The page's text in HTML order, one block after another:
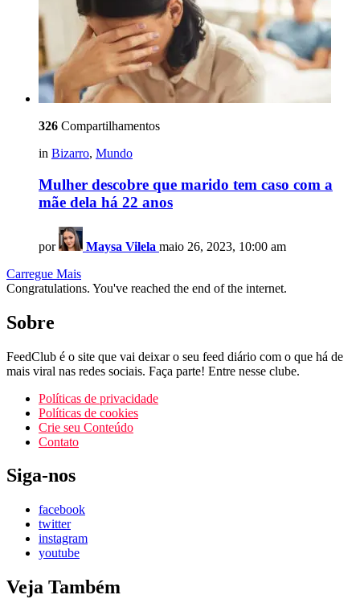
326 Compartilhamentos
in Bizarro, Mundo
Mulher descobre que marido tem caso com a
mãe dela há 22 anos
por Maysa Vilela maio 26, 2023, 10:00 am
Carregue Mais
Congratulations. You've reached the end of the internet.
Sobre
FeedClub é o site que vai deixar o seu feed diário com o que há de
mais viral nas redes sociais. Faça parte! Entre nesse clube.
Políticas de privacidade
Políticas de cookies
Crie seu Conteúdo
Contato
Siga-nos
facebook
twitter
instagram
youtube
Veja Também